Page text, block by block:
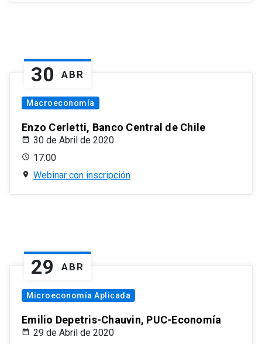
30 ABR
Macroeconomía
Enzo Cerletti, Banco Central de Chile
30 de Abril de 2020
17:00
Webinar con inscripción
29 ABR
Microeconomía Aplicada
Emilio Depetris-Chauvin, PUC-Economía
29 de Abril de 2020